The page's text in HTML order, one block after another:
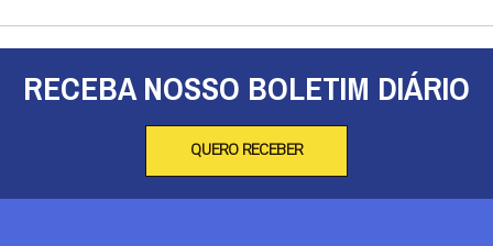
RECEBA NOSSO BOLETIM DIÁRIO
QUERO RECEBER